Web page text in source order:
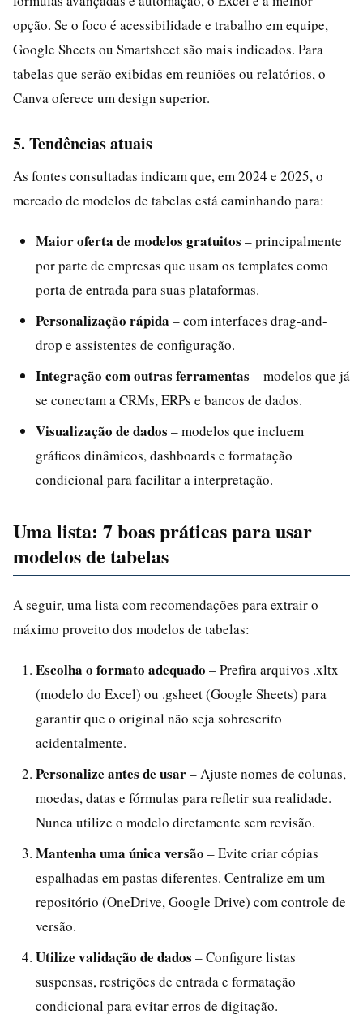
opção. Se o foco é acessibilidade e trabalho em equipe,
Google Sheets ou Smartsheet são mais indicados. Para
tabelas que serão exibidas em reuniões ou relatórios, o
Canva oferece um design superior.
5. Tendências atuais
As fontes consultadas indicam que, em 2024 e 2025, o
mercado de modelos de tabelas está caminhando para:
Maior oferta de modelos gratuitos – principalmente
por parte de empresas que usam os templates como
porta de entrada para suas plataformas.
Personalização rápida – com interfaces drag-and-
drop e assistentes de configuração.
Integração com outras ferramentas – modelos que já
se conectam a CRMs, ERPs e bancos de dados.
Visualização de dados – modelos que incluem
gráficos dinâmicos, dashboards e formatação
condicional para facilitar a interpretação.
Uma lista: 7 boas práticas para usar
modelos de tabelas
A seguir, uma lista com recomendações para extrair o
máximo proveito dos modelos de tabelas:
Escolha o formato adequado – Prefira arquivos .xltx
(modelo do Excel) ou .gsheet (Google Sheets) para
garantir que o original não seja sobrescrito
acidentalmente.
Personalize antes de usar– Ajuste nomes de colunas,
moedas, datas e fórmulas para refletir sua realidade.
Nunca utilize o modelo diretamente sem revisão.
Mantenha uma única versão – Evite criar cópias
espalhadas em pastas diferentes. Centralize em um
repositório (OneDrive, Google Drive) com controle de
versão.
Utilize validação de dados – Configure listas
suspensas, restrições de entrada e formatação
condicional para evitar erros de digitação.